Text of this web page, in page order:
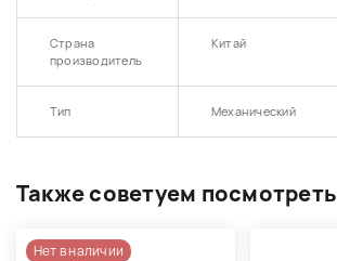
Страна
производитель
Китай
Тип Механический
Также советуем посмотреть
Нет в наличии